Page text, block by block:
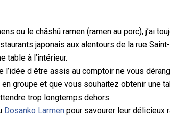
ou le châshû ramen (ramen au porc), j’ai
japonais aux alentours de la rue
table à l’intérieur.
d être assis au comptoir ne vous
groupe et que vous souhaitez obtenir une
trop longtemps dehors.
Dosanko Larmen pour savourer leur délicieux